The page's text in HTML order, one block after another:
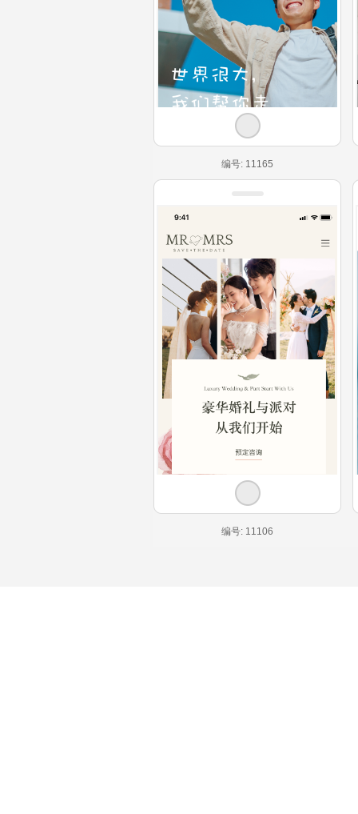
编号: 11165
编号: 11106